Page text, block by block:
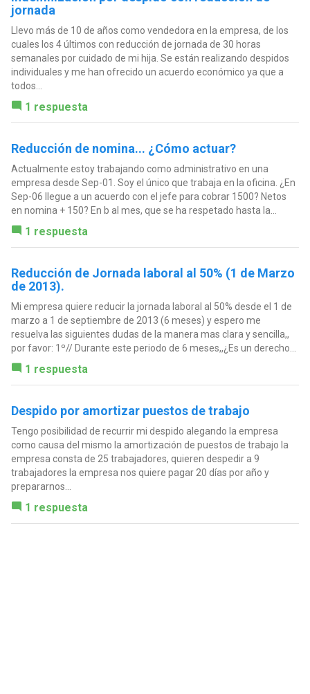
jornada
Llevo más de 10 de años como vendedora en la empresa, de los
cuales los 4 últimos con reducción de jornada de 30 horas
semanales por cuidado de mi hija. Se están realizando despidos
individuales y me han ofrecido un acuerdo económico ya que a
todos...
1 respuesta
Reducción de nomina... ¿Cómo actuar?
Actualmente estoy trabajando como administrativo en una
empresa desde Sep-01. Soy el único que trabaja en la oficina. ¿En
Sep-06 llegue a un acuerdo con el jefe para cobrar 1500? Netos
en nomina + 150? En b al mes, que se ha respetado hasta la...
1 respuesta
Reducción de Jornada laboral al 50% (1 de Marzo
de 2013).
Mi empresa quiere reducir la jornada laboral al 50% desde el 1 de
marzo a 1 de septiembre de 2013 (6 meses) y espero me
resuelva las siguientes dudas de la manera mas clara y sencilla,,
por favor: 1º// Durante este periodo de 6 meses,,¿Es un derecho...
1 respuesta
Despido por amortizar puestos de trabajo
Tengo posibilidad de recurrir mi despido alegando la empresa
como causa del mismo la amortización de puestos de trabajo la
empresa consta de 25 trabajadores, quieren despedir a 9
trabajadores la empresa nos quiere pagar 20 días por año y
prepararnos...
1 respuesta